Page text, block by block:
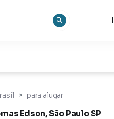
para alugar
Edson, São Paulo SP